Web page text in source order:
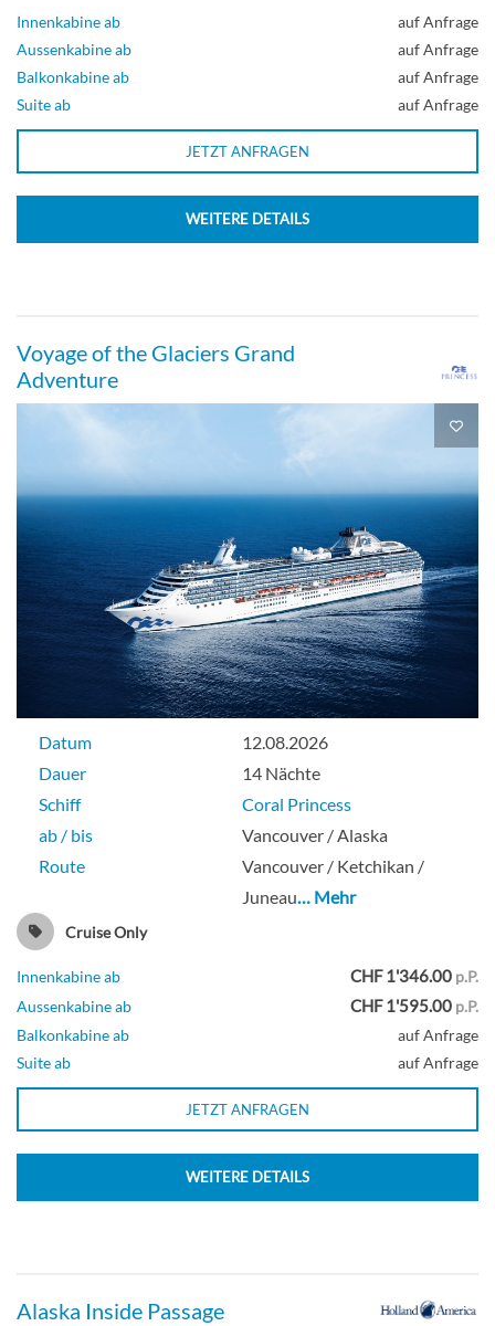
Innenkabine ab
auf Anfrage
Aussenkabine ab
auf Anfrage
Balkonkabine ab
auf Anfrage
Suite ab
auf Anfrage
JETZT ANFRAGEN
WEITERE DETAILS
Voyage of the Glaciers Grand
Adventure
Datum
12.08.2026
Dauer
14 Nächte
Schiff
Coral Princess
ab / bis
Vancouver / Alaska
Route
Vancouver / Ketchikan /
Juneau… Mehr
Cruise Only
Innenkabine ab CHF 1'346.00 p.P.
Aussenkabine ab
CHF 1'595.00 p.P.
Balkonkabine ab
auf Anfrage
Suite ab
auf Anfrage
JETZT ANFRAGEN
WEITERE DETAILS
Alaska Inside Passage